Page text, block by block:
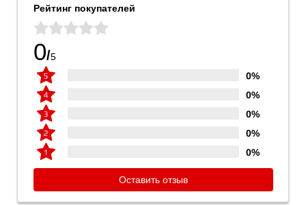
Рейтинг покупателей
0/5
0%
0%
0%
0%
0%
Оставить отзыв